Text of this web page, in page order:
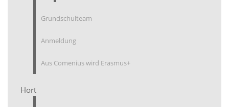
Grundschulteam
Anmeldung
Aus Comenius wird Erasmus+
Hort